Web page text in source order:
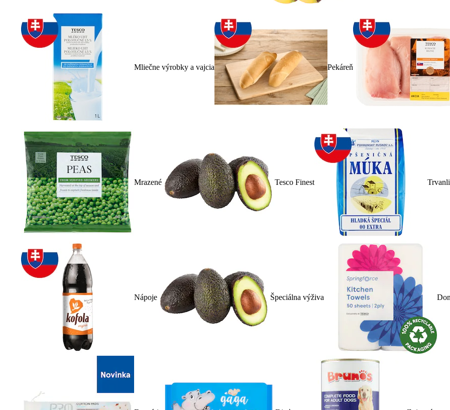
Mliečne výrobky a vajcia Pekáreň
Mrazené Tesco Finest
Nápoje Špeciálna výživa